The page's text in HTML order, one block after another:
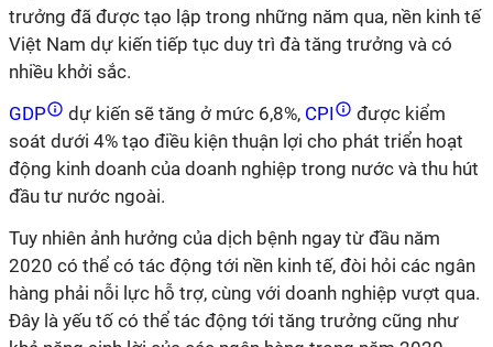
trưởng đã được tạo lập trong những năm qua, nền kinh tế
Việt Nam dự kiến tiếp tục duy trì đà tăng trưởng và có
nhiều khởi sắc.
GDP
dự kiến sẽ tăng ở mức 6,8%, CPI
được kiểm
soát dưới 4% tạo điều kiện thuận lợi cho phát triển hoạt
động kinh doanh của doanh nghiệp trong nước và thu hút
đầu tư nước ngoài.
Tuy nhiên ảnh hưởng của dịch bệnh ngay từ đầu năm
2020 có thể có tác động tới nền kinh tế, đòi hỏi các ngân
hàng phải nỗi lực hỗ trợ, cùng với doanh nghiệp vượt qua.
Đây là yếu tố có thể tác động tới tăng trưởng cũng như